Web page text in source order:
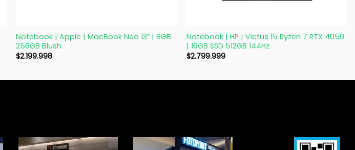
Notebook | Apple | MacBook Neo 13” | 8GB
256GB Blush
$2.199.998
Notebook | HP | Victus 15 Ryzen 7 RTX 4050
| 16GB SSD 512GB 144Hz
$2.799.999